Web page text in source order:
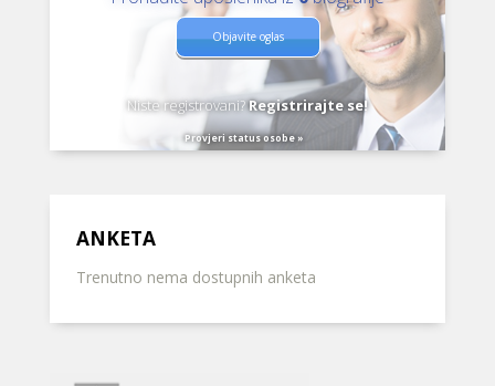
Objavite oglas
Niste registrovani?Registrirajte se!
Provjeri status osobe »
ANKETA
Trenutno nema dostupnih anketa